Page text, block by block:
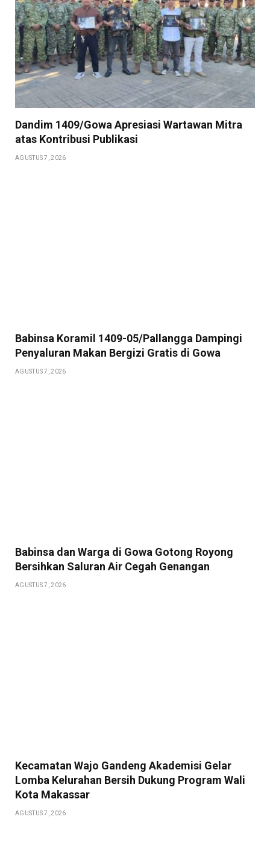
Dandim 1409/Gowa Apresiasi Wartawan Mitra
atas Kontribusi Publikasi
AGUSTUS 7, 2026
Babinsa Koramil 1409-05/Pallangga Dampingi
Penyaluran Makan Bergizi Gratis di Gowa
AGUSTUS 7, 2026
Babinsa dan Warga di Gowa Gotong Royong
Bersihkan Saluran Air Cegah Genangan
AGUSTUS 7, 2026
Kecamatan Wajo Gandeng Akademisi Gelar
Lomba Kelurahan Bersih Dukung Program Wali
Kota Makassar
AGUSTUS 7, 2026